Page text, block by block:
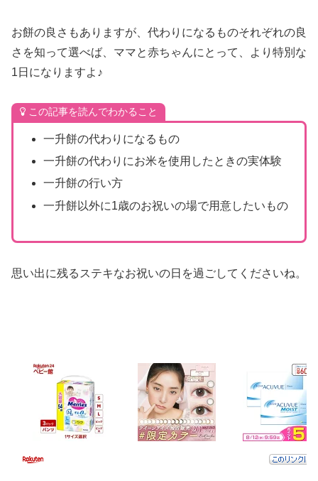
お餅の良さもありますが、代わりになるものそれぞれの良
さを知って選べば、ママと赤ちゃんにとって、より特別な
1日になりますよ♪
この記事を読んでわかること
一升餅の代わりになるもの
一升餅の代わりにお米を使用したときの実体験
一升餅の行い方
一升餅以外に1歳のお祝いの場で用意したいもの
思い出に残るステキなお祝いの日を過ごしてくださいね。